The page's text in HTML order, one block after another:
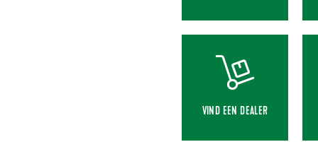
VIND EEN DEALER